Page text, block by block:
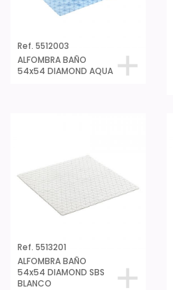
Ref. 5512003
ALFOMBRA BAÑO
54x54 DIAMOND AQUA
Ref. 5513201
ALFOMBRA BAÑO
54x54 DIAMOND SBS
BLANCO